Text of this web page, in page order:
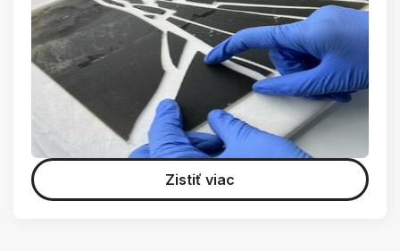
Zistiť viac